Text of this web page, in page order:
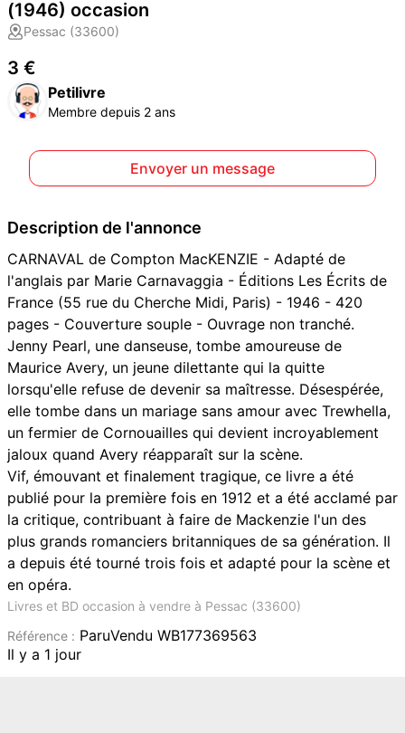
(1946) occasion
Pessac (33600)
3 €
Petilivre
Membre depuis 2 ans
Envoyer un message
Description de l'annonce
CARNAVAL de Compton MacKENZIE - Adapté de
l'anglais par Marie Carnavaggia - Éditions Les Écrits de
France (55 rue du Cherche Midi, Paris) - 1946 - 420
pages - Couverture souple - Ouvrage non tranché.
Jenny Pearl, une danseuse, tombe amoureuse de
Maurice Avery, un jeune dilettante qui la quitte
lorsqu'elle refuse de devenir sa maîtresse. Désespérée,
elle tombe dans un mariage sans amour avec Trewhella,
un fermier de Cornouailles qui devient incroyablement
jaloux quand Avery réapparaît sur la scène.
Vif, émouvant et finalement tragique, ce livre a été
publié pour la première fois en 1912 et a été acclamé par
la critique, contribuant à faire de Mackenzie l'un des
plus grands romanciers britanniques de sa génération. Il
a depuis été tourné trois fois et adapté pour la scène et
en opéra.
Livres et BD occasion à vendre à Pessac (33600)
Référence : ParuVendu WB177369563
Il y a 1 jour